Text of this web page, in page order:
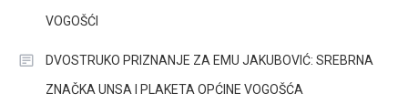
VOGOŠĆI
DVOSTRUKO PRIZNANJE ZA EMU JAKUBOVIĆ: SREBRNA
ZNAČKA UNSA I PLAKETA OPĆINE VOGOŠĆA